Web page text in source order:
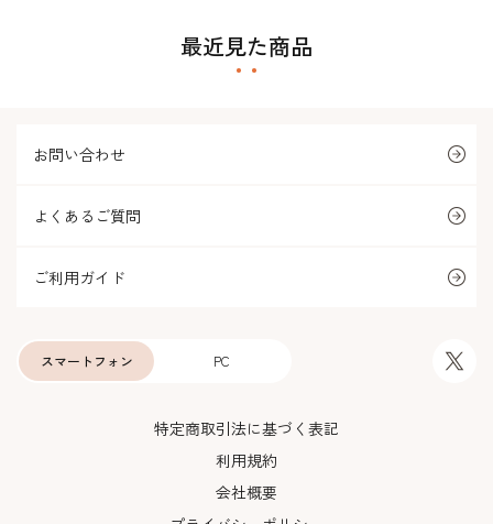
最近見た商品
お問い合わせ
よくあるご質問
ご利用ガイド
PC
スマートフォン
特定商取引法に基づく表記
利用規約
会社概要